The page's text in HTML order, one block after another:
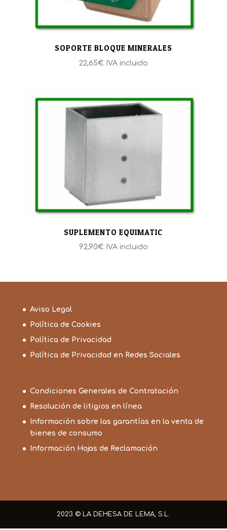
SOPORTE BLOQUE MINERALES
22,65€ IVA incluido
SUPLEMENTO EQUIMATIC
92,90€ IVA incluido
Aviso Legal
Política de Cookies
Política de Privacidad
Política de Privacidad en Redes Sociales
Condiciones Generales de Contratación
Resolución de litigios en línea
Información sobre las garantías en la venta de
bienes de consumo
Información Hojas de Reclamación
2023 © LA DEHESA DE LEMA, S.L.